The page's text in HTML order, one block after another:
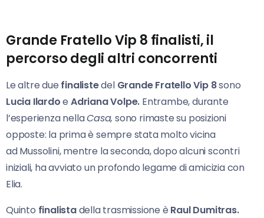
Grande Fratello Vip 8 finalisti, il
percorso degli altri concorrenti
Le altre due finalistedel Grande Fratello Vip 8sono
Lucia IlardoeAdriana Volpe. Entrambe, durante
l’esperienza nellaCasa, sono rimaste su posizioni
opposte: la prima è sempre stata molto vicina
ad Mussolini, mentre la seconda, dopo alcuni scontri
iniziali, ha avviato un profondo legame di amicizia con
Elia.
Quinto finalistadella trasmissione è Raul Dumitras.